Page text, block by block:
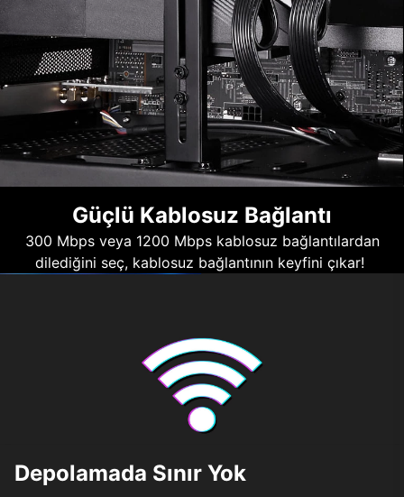
Güçlü Kablosuz Bağlantı
300 Mbps veya 1200 Mbps kablosuz bağlantılardan
dilediğini seç, kablosuz bağlantının keyfini çıkar!
Depolamada Sınır Yok